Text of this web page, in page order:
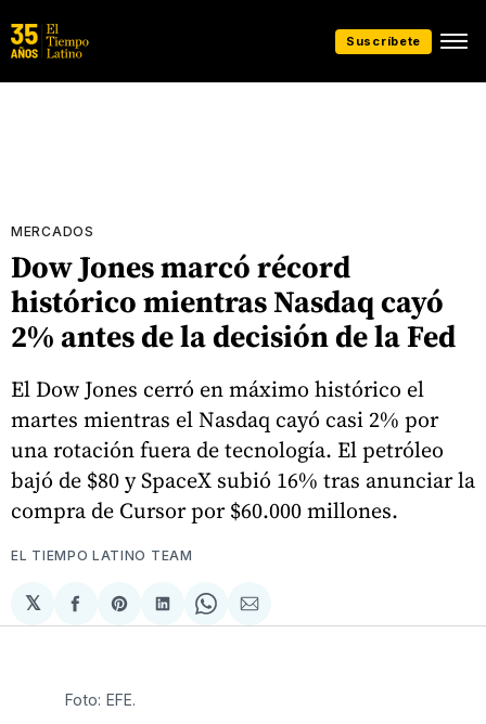
Suscríbete
MERCADOS
Dow Jones marcó récord
histórico mientras Nasdaq cayó
2% antes de la decisión de la Fed
El Dow Jones cerró en máximo histórico el
martes mientras el Nasdaq cayó casi 2% por
una rotación fuera de tecnología. El petróleo
bajó de $80 y SpaceX subió 16% tras anunciar la
compra de Cursor por $60.000 millones.
EL TIEMPO LATINO TEAM
𝕏
Compartir
en
Share
on
Compartir
en
Share
on
Compartir
via
Foto: EFE.